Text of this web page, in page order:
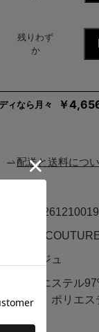
残りわず
か
ィなら月々 ￥
配送と送料につ
AND
ベージュ
ポリエステル
み）：ポリエス
中国